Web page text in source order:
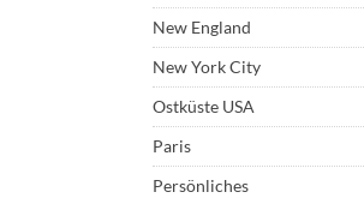
New England
New York City
Ostküste USA
Paris
Persönliches